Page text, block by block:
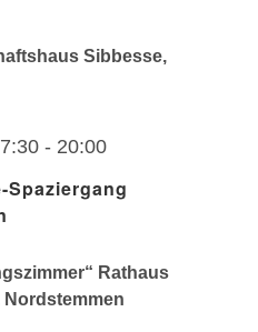
Sibbesse,
Spaziergang
- 20:00
Rathaus
Nordstemmen